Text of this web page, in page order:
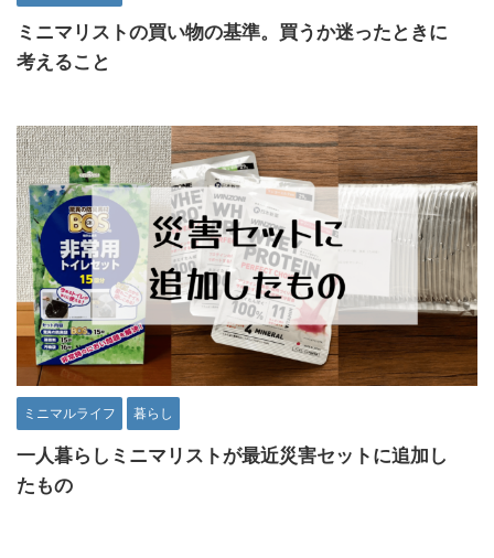
ミニマリストの買い物の基準。買うか迷ったときに
考えること
ミニマルライフ 暮らし
一人暮らしミニマリストが最近災害セットに追加し
たもの